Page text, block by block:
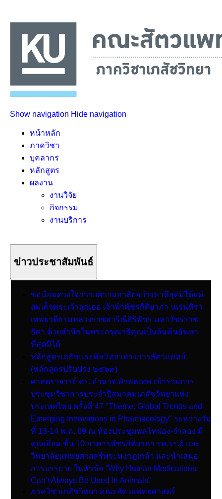
Show navigation Hide navigation
หน้าหลัก
ภาควิชา
บุคลากร
หลักสูตร
ผลงาน
งานวิจัย
กิจกรรม
งานบริการ
ข่าวประชาสัมพันธ์
ขอน้อมดวงใจถวายความอาลัยอย่างหาที่สุดมิได้แด่
สมเด็จพระเจ้าลูกเธอ เจ้าฟ้าพัชรกิติยาภา นเรนทิรา
เทพยวดีกรมหลวงราชสาริณีสิริพัชร มหาวัชรราช
ธิดา ด้วยสํานึกในพระกรุณาธิคุณเป็นล้นพ้นอันหา
ที่สุดมิได้
หลักสูตรเภสัชและพิษวิทยาทางการสัตวแพทย์
(หลักสูตรปรับปรุง ๒๕๖๙)
ศาสตราจารย์ ดร. อำนาจ พัวพลเทพ เข้าร่วมการ
ประชุมวิชาการประจำปีสมาคมเภสัชวิทยาแห่ง
ประเทศไทย ครั้งที่ 47 "Theme: Global Trends and
Emerging Innovations in Pharmacology" ระหว่างวัน
ที่ 13-14 พ.ค. 69 ณ ห้องประชุมพลโทผ่อง-จำลอง มี
คุณเอี่ยม ชั้น 10 อาคารพัชรกิติยาภา รพ.รร.6 และ
วิทยาลัยแพทยศาสตร์พระมงกุฎเกล้า และนำเสนอ
การบรรยาย ในหัวข้อ “Why Human Medications
Can’t Always Be Used in Animals”
ภาควิชาเภสัชวิทยา คณะสัตวแพทยศาสตร์